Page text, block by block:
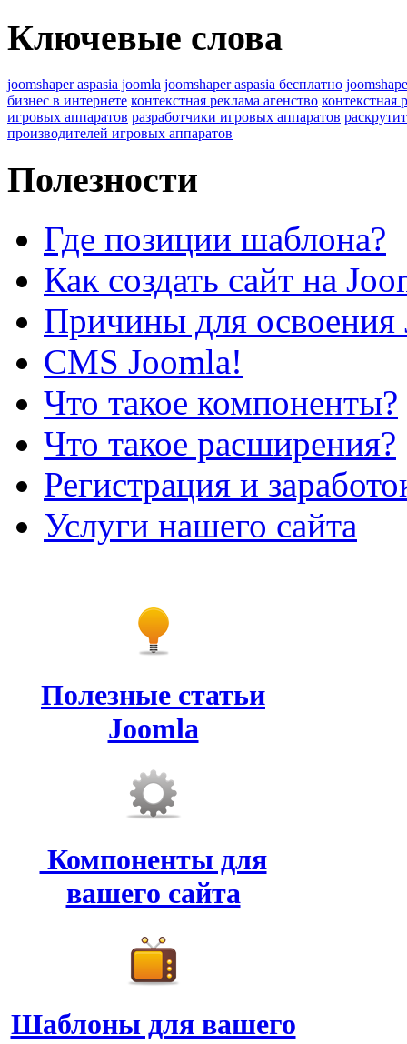
Ключевые слова
joomshaper aspasia joomla joomshaper aspasia бесплатно
бизнес в интернете контекстная реклама агенство контекстная
игровых аппаратов разработчики игровых аппаратов
производителей игровых аппаратов
Полезности
Где позиции шаблона?
Как создать сайт на
Причины для освоения
CMS Joomla!
Что такое компоненты?
Что такое расширения?
Регистрация и
Услуги нашего сайта
Полезные статьи
Joomla
Компоненты для
вашего сайта
Шаблоны для вашего